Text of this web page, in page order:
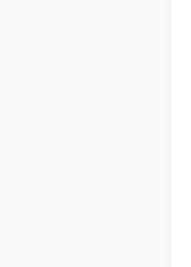
1. 단순 최저가가 아니
제주렌트카 최저가는 차량
완전자차와 슈퍼자차는 업